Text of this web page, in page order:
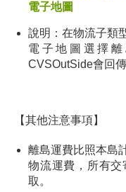
電子地圖
說明： 在物流子類
電子地圖選擇離
CVSOutSide會回傳
【其他注意事項】
離島運費比照本島
物流運費，所有
取。